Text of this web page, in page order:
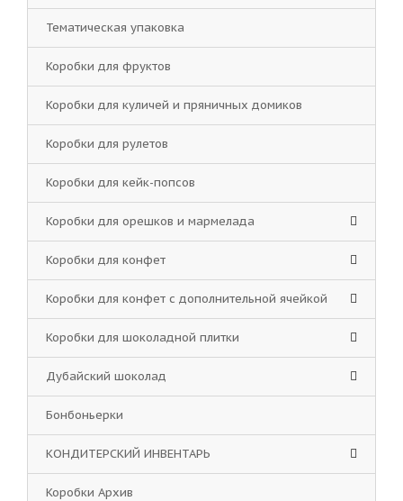
Тематическая упаковка
Коробки для фруктов
Коробки для куличей и пряничных домиков
Коробки для рулетов
Коробки для кейк-попсов
Коробки для орешков и мармелада
Коробки для конфет
Коробки для конфет с дополнительной ячейкой
Коробки для шоколадной плитки
Дубайский шоколад
Бонбоньерки
КОНДИТЕРСКИЙ ИНВЕНТАРЬ
Коробки Архив